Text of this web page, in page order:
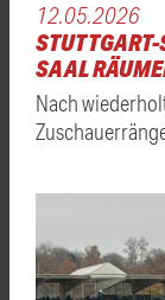
12.05.2026
SAAL
Nach